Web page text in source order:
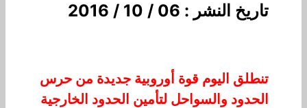
تاريخ النشر : 06 / 10 / 2016
تنطلق اليوم قوة أوروبية جديدة من حرس
الحدود والسواحل لتأمين الحدود الخارجية